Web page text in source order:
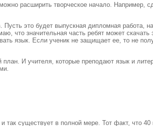
расширить творческое начало. Например,
это будет выпускная дипломная работа,
что значительная часть ребят может
язык. Если ученик не защищает ее, то не
И учителя, которые преподают язык и
существует в полной мере. Тот факт, что 40